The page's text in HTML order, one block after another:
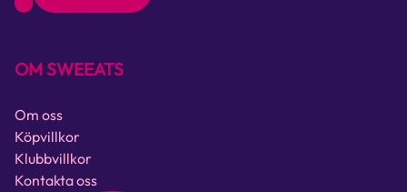
OM SWEEATS
Om oss
Köpvillkor
Klubbvillkor
Kontakta oss